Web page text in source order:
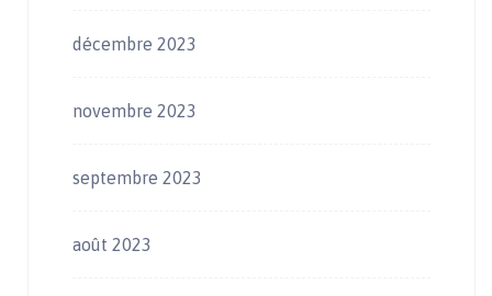
décembre 2023
novembre 2023
septembre 2023
août 2023